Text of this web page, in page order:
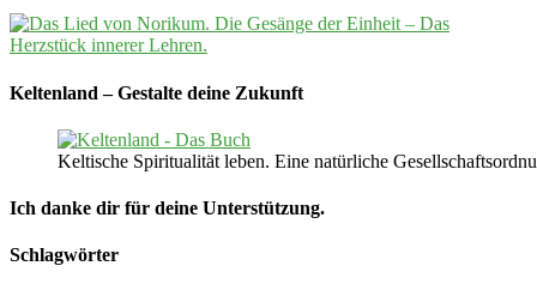
Keltenland – Gestalte deine Zukunft
Keltische Spiritualität leben. Eine natürliche
Ich danke dir für deine Unterstützung.
Schlagwörter